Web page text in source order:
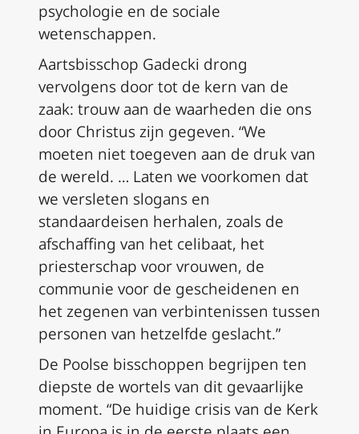
psychologie en de sociale
wetenschappen.
Aartsbisschop Gadecki drong
vervolgens door tot de kern van de
zaak: trouw aan de waarheden die ons
door Christus zijn gegeven. “We
moeten niet toegeven aan de druk van
de wereld. … Laten we voorkomen dat
we versleten slogans en
standaardeisen herhalen, zoals de
afschaffing van het celibaat, het
priesterschap voor vrouwen, de
communie voor de gescheidenen en
het zegenen van verbintenissen tussen
personen van hetzelfde geslacht.”
De Poolse bisschoppen begrijpen ten
diepste de wortels van dit gevaarlijke
moment. “De huidige crisis van de Kerk